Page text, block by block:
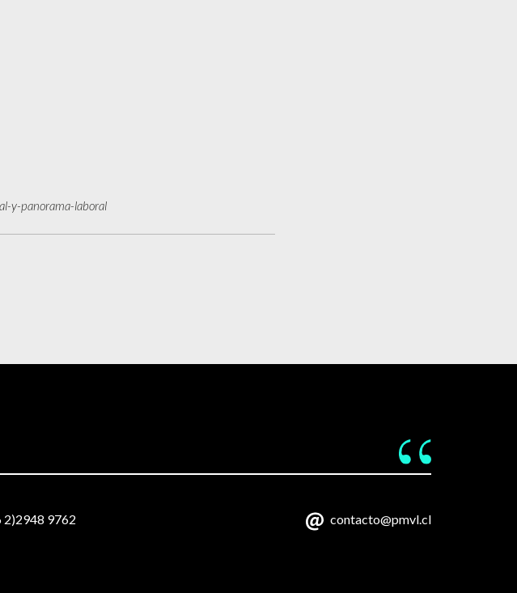
y-panorama-laboral
2)2948 9762 contacto@pmvl.cl